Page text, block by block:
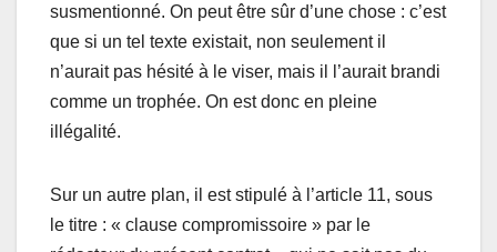
susmentionné. On peut être sûr d’une chose : c’est
que si un tel texte existait, non seulement il
n’aurait pas hésité à le viser, mais il l’aurait brandi
comme un trophée. On est donc en pleine
illégalité.
Sur un autre plan, il est stipulé à l’article 11, sous
le titre : « clause compromissoire » par le